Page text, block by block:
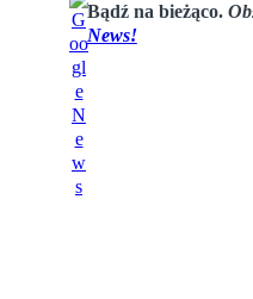
Bądź na bieżąco.
News!